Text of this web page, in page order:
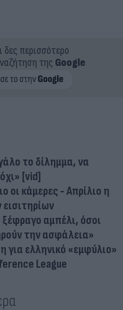
δες περισσότερο
της Google
το δίλημμα, να
[vid]
οι κάμερες - Απρίλιο η
αμπέλι, όσοι
την ασφάλεια»
για ελληνικό «εμφύλιο»
League